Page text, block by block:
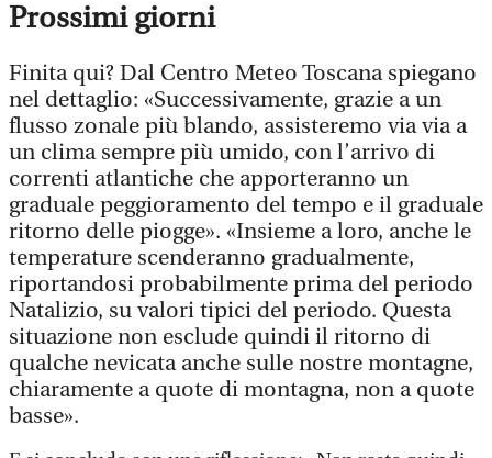
Prossimi giorni
Finita qui? Dal Centro Meteo Toscana spiegano
nel dettaglio: «Successivamente, grazie aun
flusso zonale più blando, assisteremo via via a
un clima sempre più umido, con l’arrivo di
correnti atlantiche che apporteranno un
graduale peggioramento del tempo e il graduale
ritorno delle piogge». «Insieme a loro, anche le
temperature scenderanno gradualmente,
riportandosi probabilmente prima del periodo
Natalizio, su valori tipici del periodo. Questa
situazione non esclude quindi il ritorno di
qualche nevicata anche sulle nostre montagne,
chiaramente a quote di montagna, non a quote
basse».